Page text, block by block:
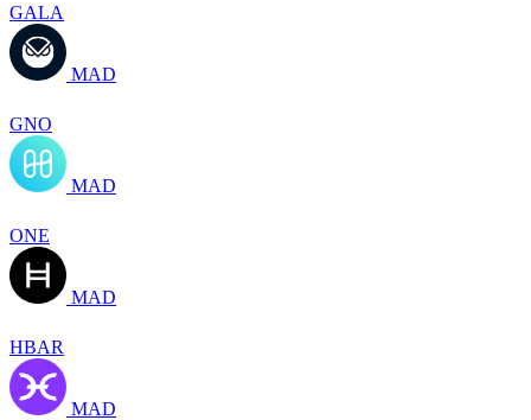
GALA
MAD
GNO
MAD
ONE
MAD
HBAR
MAD